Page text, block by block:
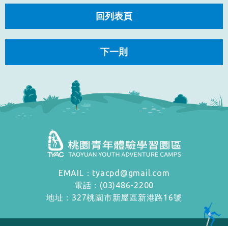
回列表頁
下一則
EMAIL：tyacpd@gmail.com
電話：(03)486-2200
地址：327桃園市新屋區新港路16號